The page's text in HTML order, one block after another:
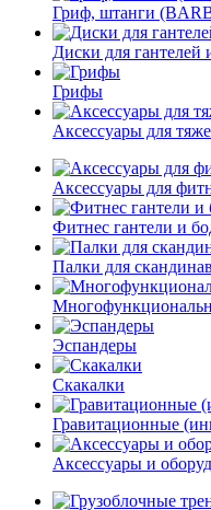
Гриф, штанги
Диски для гантелей
Грифы
Аксессуары для
Аксессуары для
Фитнес гантели и
Палки для
Эспандеры
Скакалки
Гравитационные
Аксессуары и